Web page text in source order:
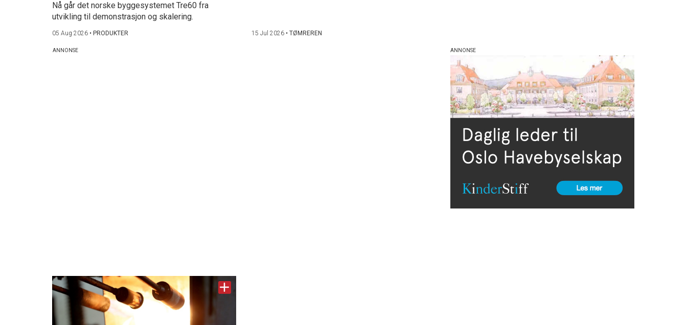
Nå går det norske byggesystemet Tre60 fra
utvikling til demonstrasjon og skalering.
05 Aug 2026 • PRODUKTER 15 Jul 2026• TØMREREN